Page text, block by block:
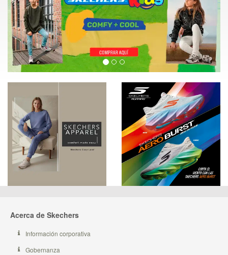
Acerca de Skechers
Información corporativa
Gobernanza